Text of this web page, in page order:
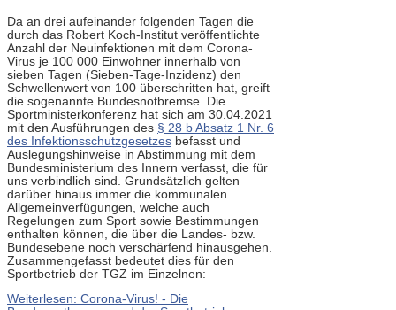
Da an drei aufeinander folgenden Tagen die
durch das Robert Koch-Institut veröffentlichte
Anzahl der Neuinfektionen mit dem Corona-
Virus je 100 000 Einwohner innerhalb von
sieben Tagen (Sieben-Tage-Inzidenz) den
Schwellenwert von 100 überschritten hat, greift
die sogenannte Bundesnotbremse. Die
Sportministerkonferenz hat sich am 30.04.2021
mit den Ausführungen des § 28 b Absatz 1 Nr. 6
des Infektionsschutzgesetzes befasst und
Auslegungshinweise in Abstimmung mit dem
Bundesministerium des Innern verfasst, die für
uns verbindlich sind. Grundsätzlich gelten
darüber hinaus immer die kommunalen
Allgemeinverfügungen, welche auch
Regelungen zum Sport sowie Bestimmungen
enthalten können, die über die Landes- bzw.
Bundesebene noch verschärfend hinausgehen.
Zusammengefasst bedeutet dies für den
Sportbetrieb der TGZ im Einzelnen:
Weiterlesen: Corona-Virus! - Die